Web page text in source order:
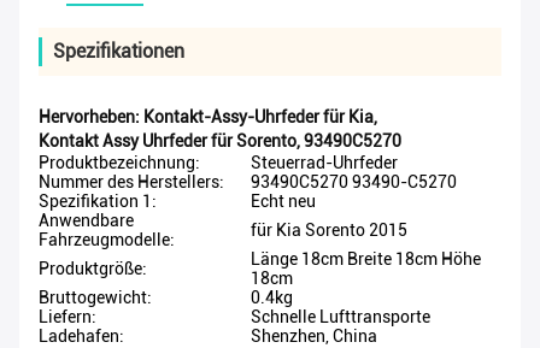
Spezifikationen
Hervorheben: Kontakt-Assy-Uhrfeder für Kia,
Kontakt Assy Uhrfeder für Sorento,93490C5270
Produktbezeichnung:
Steuerrad-Uhrfeder
Nummer des Herstellers:
93490C5270 93490-C5270
Spezifikation 1:
Echt neu
Anwendbare
Fahrzeugmodelle:
für Kia Sorento 2015
Produktgröße:
Länge 18cm Breite 18cm Höhe
18cm
Bruttogewicht:
0.4kg
Liefern:
Schnelle Lufttransporte
Ladehafen:
Shenzhen, China